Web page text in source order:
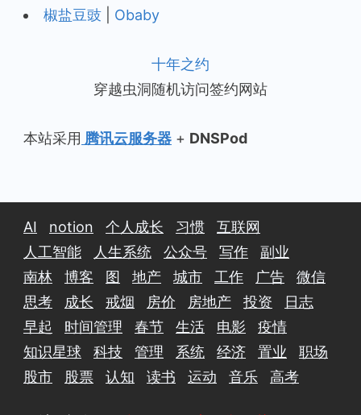
椒盐豆豉
Obaby
十年之约
穿越虫洞随机访问签约网站
本站采用 腾讯云服务器 + DNSPod
AI notion 个人成长 习惯
互联网
人工智能
人生系统 公众号 写作
副业
南林
博客 图 地产 城市 工作 广告
微信
思考
成长 戒烟 房价 房地产 投资
日志
早起
时间管理 春节 生活 电影
疫情
知识星球
科技 管理 系统 经济 置业
职场
股市
股票 认知 读书 运动 音乐 高考